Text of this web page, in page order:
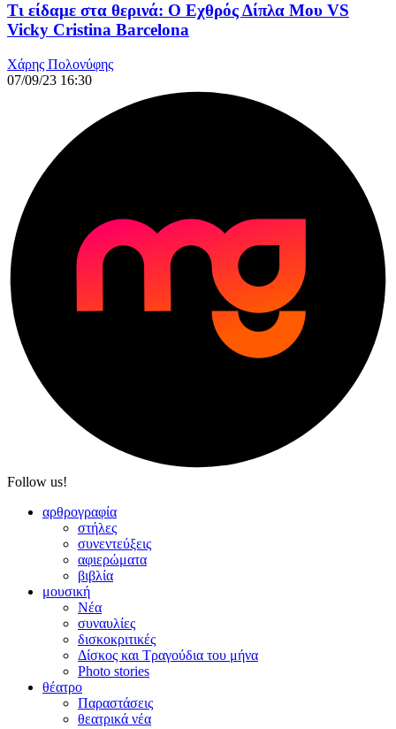
Τι είδαμε στα θερινά: Ο Εχθρός Δίπλα Μου VS
Vicky Cristina Barcelona
Χάρης Πολονύφης
07/09/23 16:30
Follow us!
αρθρογραφία
στήλες
συνεντεύξεις
αφιερώματα
βιβλία
μουσική
Νέα
συναυλίες
δισκοκριτικές
Δίσκος και Τραγούδια του μήνα
Photo stories
θέατρο
Παραστάσεις
θεατρικά νέα